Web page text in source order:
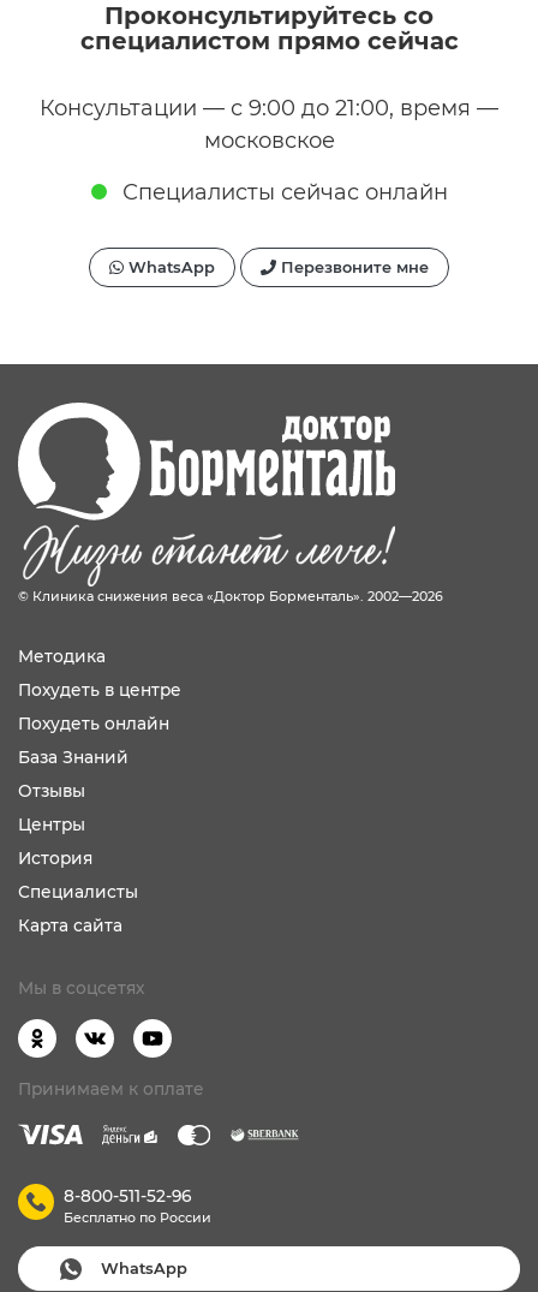
Проконсультируйтесь со
специалистом прямо сейчас
Консультации — с 9:00 до 21:00, время —
московское
Специалисты сейчас онлайн
WhatsApp Перезвоните мне
© Клиника снижения веса «Доктор Борменталь». 2002—2026
Методика
Похудеть в центре
Похудеть онлайн
База Знаний
Отзывы
Центры
История
Специалисты
Карта сайта
Мы в соцсетях
Принимаем к оплате
8-800-511-52-96
Бесплатно по России
WhatsApp